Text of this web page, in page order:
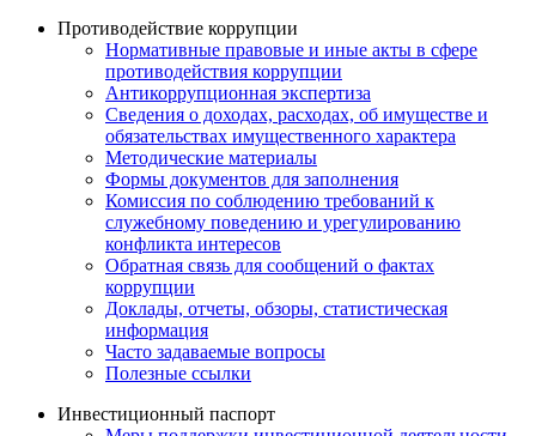
Противодействие коррупции
Нормативные правовые и иные акты в сфере
противодействия коррупции
Антикоррупционная экспертиза
Сведения о доходах, расходах, об имуществе и
обязательствах имущественного характера
Методические материалы
Формы документов для заполнения
Комиссия по соблюдению требований к
служебному поведению и урегулированию
конфликта интересов
Обратная связь для сообщений о фактах
коррупции
Доклады, отчеты, обзоры, статистическая
информация
Часто задаваемые вопросы
Полезные ссылки
Инвестиционный паспорт